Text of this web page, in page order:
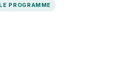
PROGRAMME